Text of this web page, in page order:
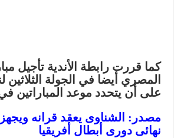
كما قررت رابطة الأندية تأجيل
المصري أيضا في الجولة
على أن يتحدد موعد المباراتين
مصدر: الشناوى يعقد قرانه
نهائى دورى أبطال أفريقيا